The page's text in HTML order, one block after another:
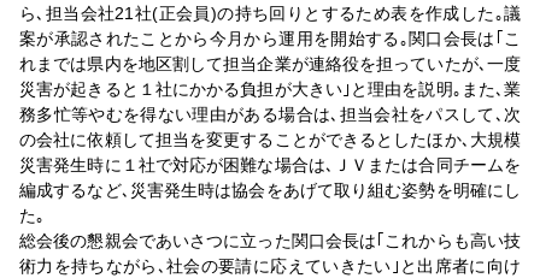
ら､担当会社21社(正会員)の持ち回りとするため表を作成した｡議
案が承認されたことから今月から運用を開始する｡関口会長は｢こ
れまでは県内を地区割して担当企業が連絡役を担っていたが､一度
災害が起きると１社にかかる負担が大きい｣と理由を説明｡また､業
務多忙等やむを得ない理由がある場合は､担当会社をパスして､次
の会社に依頼して担当を変更することができるとしたほか､大規模
災害発生時に１社で対応が困難な場合は､ＪＶまたは合同チームを
編成するなど､災害発生時は協会をあげて取り組む姿勢を明確にし
た｡
総会後の懇親会であいさつに立った関口会長は｢これからも高い技
術力を持ちながら､社会の要請に応えていきたい｣と出席者に向け